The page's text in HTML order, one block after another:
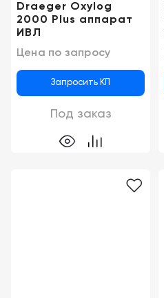
Draeger Oxylog
2000 Plus аппарат
ИВЛ
Цена по запросу
Запросить КП
Под заказ